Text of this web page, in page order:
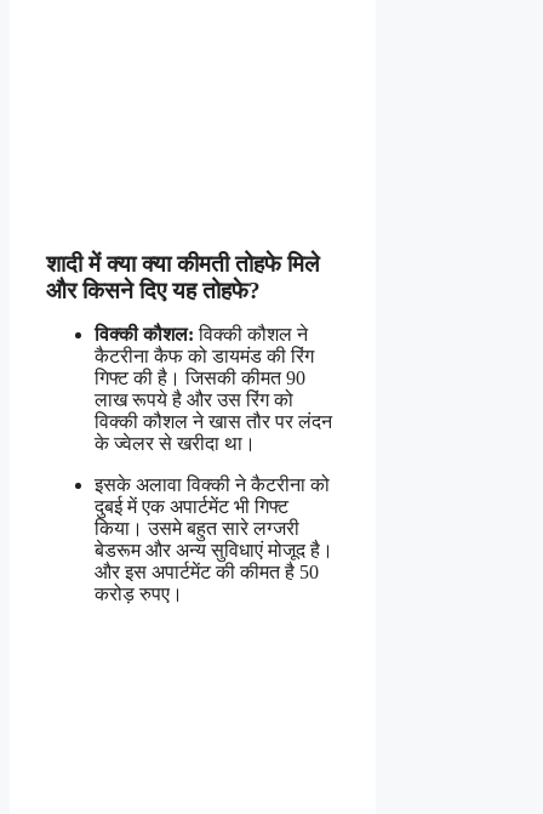
शादी में क्या क्या कीमती तोहफे मिले
और किसने दिए यह तोहफे?
विक्की कौशल: विक्की कौशल ने
कैटरीना कैफ को डायमंड की रिंग
गिफ्ट की है। जिसकी कीमत 90
लाख रूपये है और उस रिंग को
विक्की कौशल ने खास तौर पर लंदन
के ज्वेलर से खरीदा था।
इसके अलावा विक्की ने कैटरीना को
दुबई में एक अपार्टमेंट भी गिफ्ट
किया। उसमे बहुत सारे लग्जरी
बेडरूम और अन्य सुविधाएं मोजूद है।
और इस अपार्टमेंट की कीमत है 50
करोड़ रुपए।